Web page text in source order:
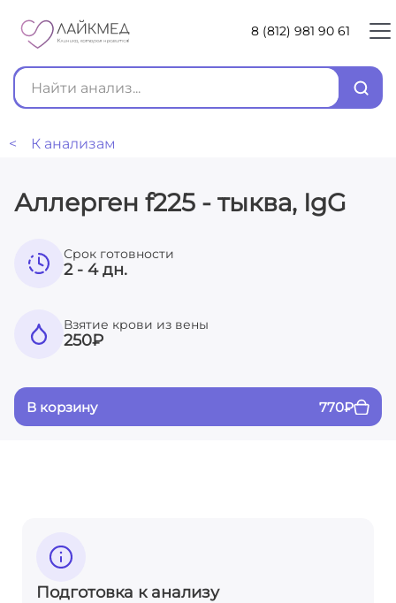
8 (812) 981 90 61
< К анализам
Аллерген f225 - тыква, IgG
Срок готовности
2 - 4 дн.
Взятие крови из вены
250₽
В корзину 770₽
Подготовка к анализу